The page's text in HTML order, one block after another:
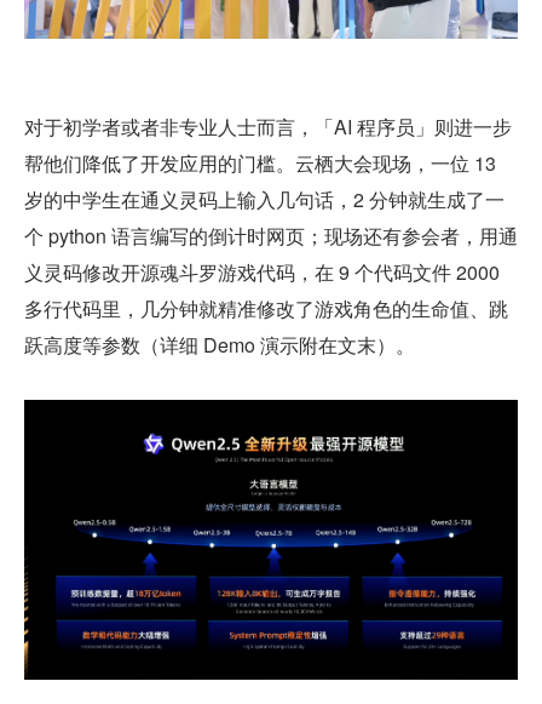
对于初学者或者非专业人士而言，「AI 程序员」则进一步
帮他们降低了开发应用的门槛。云栖大会现场，一位 13
岁的中学生在通义灵码上输入几句话，2 分钟就生成了一
个 python 语言编写的倒计时网页；现场还有参会者，用通
义灵码修改开源魂斗罗游戏代码，在 9 个代码文件 2000
多行代码里，几分钟就精准修改了游戏角色的生命值、跳
跃高度等参数（详细 Demo 演示附在文末）。